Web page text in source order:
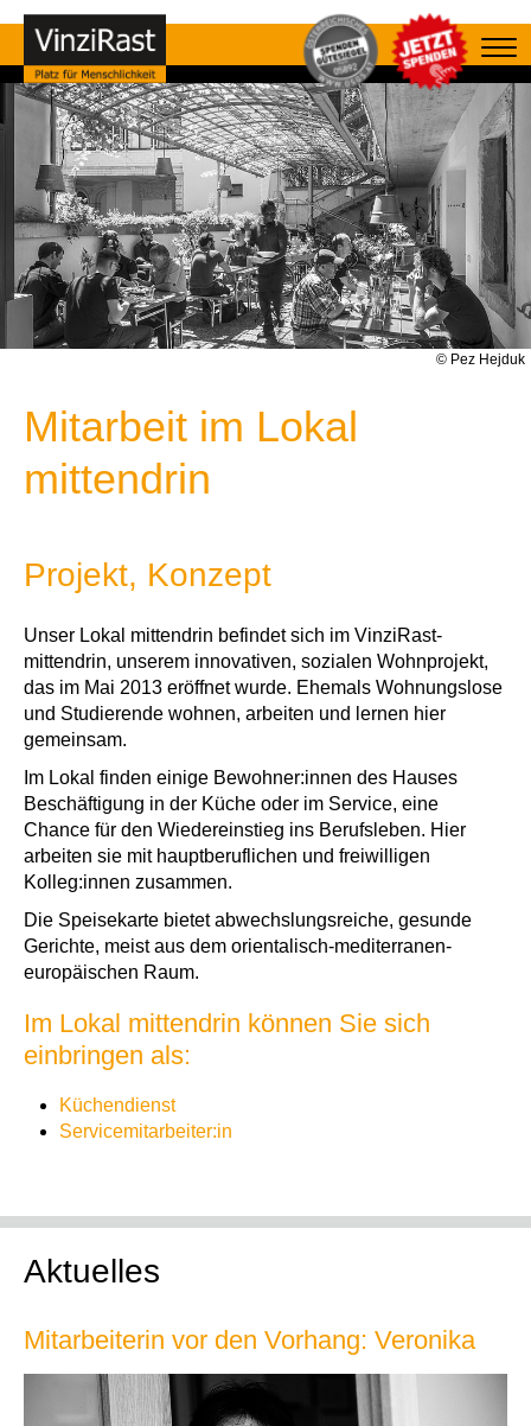
© Pez Hejduk
Mitarbeit im Lokal
mittendrin
Projekt, Konzept
Unser Lokal mittendrin befindet sich im VinziRast-
mittendrin, unserem innovativen, sozialen Wohnprojekt,
das im Mai 2013 eröffnet wurde. Ehemals Wohnungslose
und Studierende wohnen, arbeiten und lernen hier
gemeinsam.
Im Lokal finden einige Bewohner:innen des Hauses
Beschäftigung in der Küche oder im Service, eine
Chance für den Wiedereinstieg ins Berufsleben. Hier
arbeiten sie mit hauptberuflichen und freiwilligen
Kolleg:innen zusammen.
Die Speisekarte bietet abwechslungsreiche, gesunde
Gerichte, meist aus dem orientalisch-mediterranen-
europäischen Raum.
Im Lokal mittendrin können Sie sich
einbringen als:
Küchendienst
Servicemitarbeiter:in
Aktuelles
Mitarbeiterin vor den Vorhang: Veronika